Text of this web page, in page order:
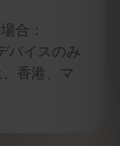
合：
バイスのみ
香港、マ